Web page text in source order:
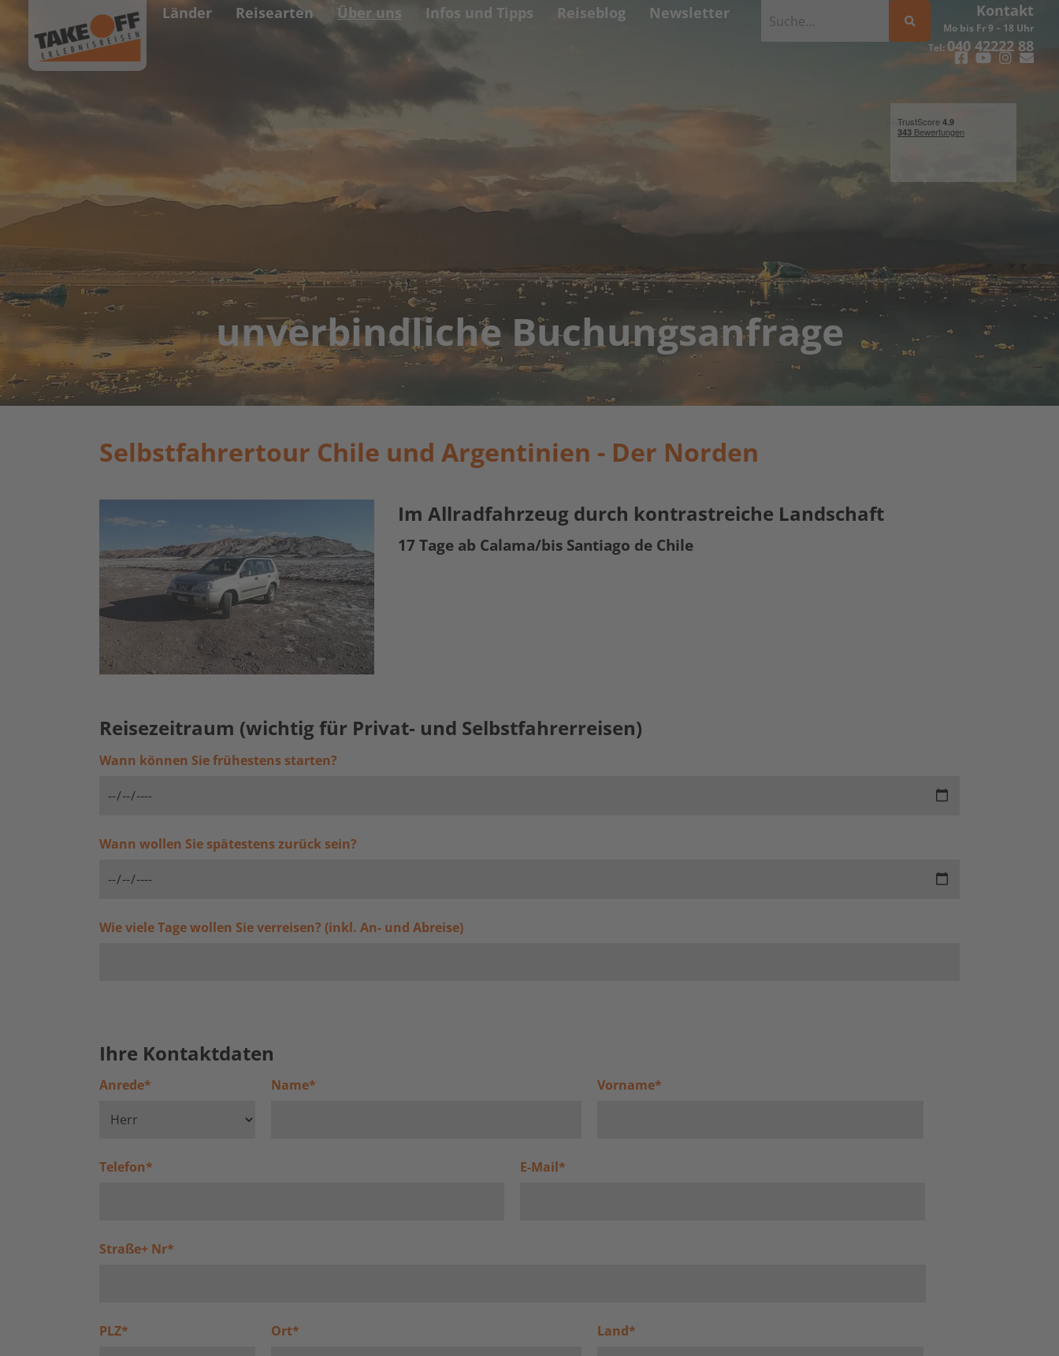
Länder Reisearten Über uns Infos und Tipps Reiseblog Newsletter
Tel:040 42222 88
Mo bis Fr 9 – 18 Uhr
Kontakt
unverbindliche Buchungsanfrage
Selbstfahrertour Chile und Argentinien - Der Norden
Im Allradfahrzeug durch kontrastreiche Landschaft
17 Tage ab Calama/bis Santiago de Chile
Reisezeitraum (wichtig für Privat- und Selbstfahrerreisen)
Wann können Sie frühestens starten?
Wann wollen Sie spätestens zurück sein?
Wie viele Tage wollen Sie verreisen? (inkl. An- und Abreise)
Ihre Kontaktdaten
Anrede* Name* Vorname*
Telefon* E-Mail*
Straße+ Nr*
PLZ* Ort* Land*